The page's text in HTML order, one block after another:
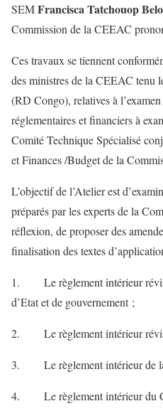
SEMFrancisca Tatchouop
Commission de la CEEAC
Ces travaux se tiennent
des ministres de la CEEAC tenu
(RD Congo), relatives à
réglementaires et financiers à
Comité Technique Spécialisé
et Finances /Budget de la
L’objectif de l’Atelier est
préparés par les experts de la
réflexion, de proposer des
finalisation des textes
1. Le règlement intérieur
d’Etat et de gouvernement ;
2. Le règlement intérieur
3. Le règlement intérieur de
4. Le règlement intérieur du